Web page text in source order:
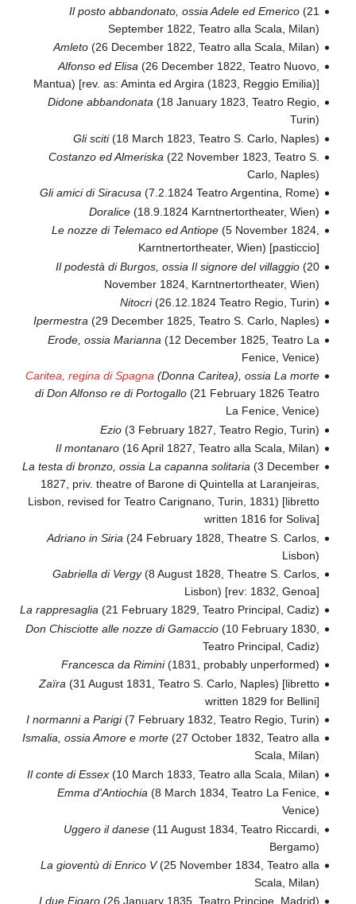
Il posto abbandonato, ossia Adele ed Emerico (21
September 1822, Teatro alla Scala, Milan)
Amleto (26 December 1822, Teatro alla Scala, Milan)
Alfonso ed Elisa (26 December 1822, Teatro Nuovo,
Mantua) [rev. as: Aminta ed Argira (1823, Reggio Emilia)]
Didone abbandonata (18 January 1823, Teatro Regio,
Turin)
Gli sciti(18 March 1823, Teatro S. Carlo, Naples)
Costanzo ed Almeriska (22 November 1823, Teatro S.
Carlo, Naples)
Gli amici di Siracusa (7.2.1824 Teatro Argentina, Rome)
Doralice (18.9.1824 Karntnertortheater, Wien)
Le nozze di Telemaco ed Antiope (5 November 1824,
Karntnertortheater, Wien) [pasticcio]
Il podestà di Burgos, ossia Il signore del villaggio (20
November 1824, Karntnertortheater, Wien)
Nitocri(26.12.1824 Teatro Regio, Turin)
Ipermestra (29 December 1825, Teatro S. Carlo, Naples)
Erode, ossia Marianna (12 December 1825, Teatro La
Fenice, Venice)
Caritea, regina di Spagna (Donna Caritea), ossia La morte
di Don Alfonso re di Portogallo (21 February 1826 Teatro
La Fenice, Venice)
Ezio (3 February 1827, Teatro Regio, Turin)
Il montanaro (16 April 1827, Teatro alla Scala, Milan)
La testa di bronzo, ossia La capanna solitaria (3 December
1827, priv. theatre of Barone di Quintella at Laranjeiras,
Lisbon, revised for Teatro Carignano, Turin, 1831) [libretto
written 1816 for Soliva]
Adriano in Siria (24 February 1828, Theatre S. Carlos,
Lisbon)
Gabriella di Vergy(8 August 1828, Theatre S. Carlos,
Lisbon) [rev: 1832, Genoa]
La rappresaglia (21 February 1829, Teatro Principal, Cadiz)
Don Chisciotte alle nozze di Gamaccio (10 February 1830,
Teatro Principal, Cadiz)
Francesca da Rimini(1831, probably unperformed)
Zaïra (31 August 1831, Teatro S. Carlo, Naples) [libretto
written 1829 for Bellini]
I normanni a Parigi(7 February 1832, Teatro Regio, Turin)
Ismalia, ossia Amore e morte (27 October 1832, Teatro alla
Scala, Milan)
Il conte di Essex (10 March 1833, Teatro alla Scala, Milan)
Emma d'Antiochia (8 March 1834, Teatro La Fenice,
Venice)
Uggero il danese (11 August 1834, Teatro Riccardi,
Bergamo)
La gioventù di Enrico V(25 November 1834, Teatro alla
Scala, Milan)
I due Figaro (26 January 1835, Teatro Principe, Madrid)